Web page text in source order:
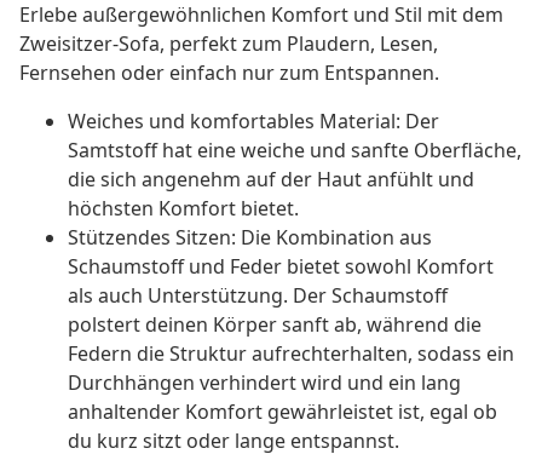
Erlebe außergewöhnlichen Komfort und Stil mit dem
Zweisitzer-Sofa, perfekt zum Plaudern, Lesen,
Fernsehen oder einfach nur zum Entspannen.
Weiches und komfortables Material: Der
Samtstoff hat eine weiche und sanfte Oberfläche,
die sich angenehm auf der Haut anfühlt und
höchsten Komfort bietet.
Stützendes Sitzen: Die Kombination aus
Schaumstoff und Feder bietet sowohl Komfort
als auch Unterstützung. Der Schaumstoff
polstert deinen Körper sanft ab, während die
Federn die Struktur aufrechterhalten, sodass ein
Durchhängen verhindert wird und ein lang
anhaltender Komfort gewährleistet ist, egal ob
du kurz sitzt oder lange entspannst.